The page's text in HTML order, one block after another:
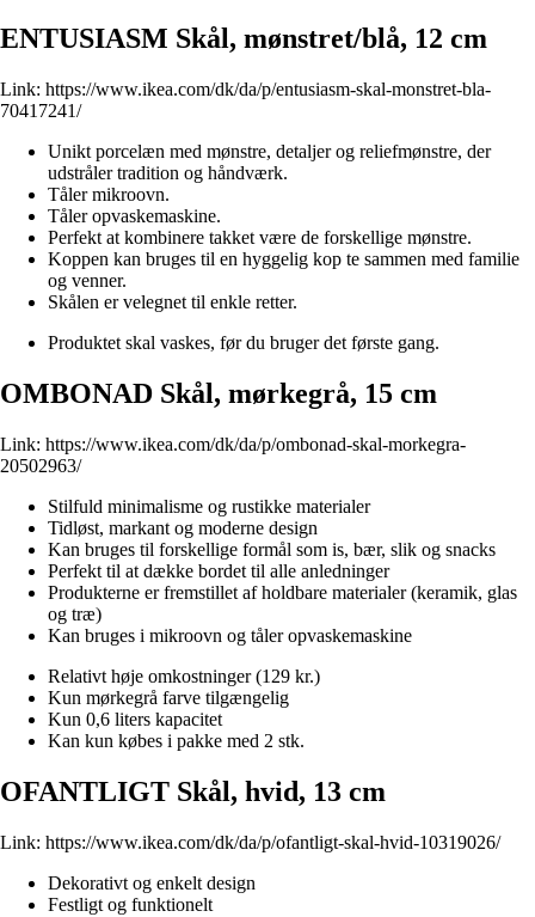
ENTUSIASM Skål, mønstret/blå, 12 cm
Link: https://www.ikea.com/dk/da/p/entusiasm-skal-monstret-bla-
70417241/
Unikt porcelæn med mønstre, detaljer og reliefmønstre, der
udstråler tradition og håndværk.
Tåler mikroovn.
Tåler opvaskemaskine.
Perfekt at kombinere takket være de forskellige mønstre.
Koppen kan bruges til en hyggelig kop te sammen med familie
og venner.
Skålen er velegnet til enkle retter.
Produktet skal vaskes, før du bruger det første gang.
OMBONAD Skål, mørkegrå, 15 cm
Link: https://www.ikea.com/dk/da/p/ombonad-skal-morkegra-
20502963/
Stilfuld minimalisme og rustikke materialer
Tidløst, markant og moderne design
Kan bruges til forskellige formål som is, bær, slik og snacks
Perfekt til at dække bordet til alle anledninger
Produkterne er fremstillet af holdbare materialer (keramik, glas
og træ)
Kan bruges i mikroovn og tåler opvaskemaskine
Relativt høje omkostninger (129 kr.)
Kun mørkegrå farve tilgængelig
Kun 0,6 liters kapacitet
Kan kun købes i pakke med 2 stk.
OFANTLIGT Skål, hvid, 13 cm
Link: https://www.ikea.com/dk/da/p/ofantligt-skal-hvid-10319026/
Dekorativt og enkelt design
Festligt og funktionelt